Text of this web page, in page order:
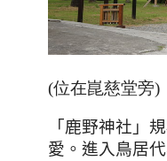
(位在崑慈堂旁)
「鹿野神社」
愛。進入鳥居